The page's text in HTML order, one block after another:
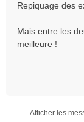
Repiquage des
Mais entre les
meilleure !
Afficher les